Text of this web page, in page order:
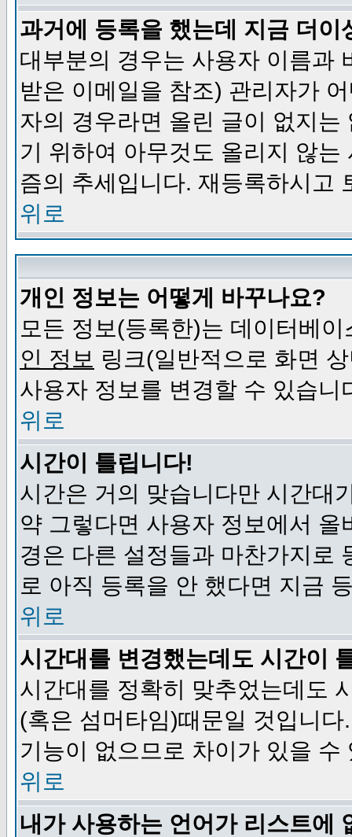
과거에 등록을 했는데 지금 더
대부분의 경우는 사용자 이름과
받은 이메일을 참조) 관리자가
자의 경우라면 올린 글이 없지
기 위하여 아무것도 올리지 않
즘의 추세입니다. 재등록하시고
위로
개인 정보는 어떻게 바꾸나요?
모든 정보(등록한)는 데이터베
인 정보 링크(일반적으로 화면
사용자 정보를 변경할 수 있습니
위로
시간이 틀립니다!
시간은 거의 맞습니다만 시간대
약 그렇다면 사용자 정보에서
경은 다른 설정들과 마찬가지로
로 아직 등록을 안 했다면 지금
위로
시간대를 변경했는데도 시간이
시간대를 정확히 맞추었는데도
(혹은 섬머타임)때문일 것입니
기능이 없으므로 차이가 있을 수
위로
내가 사용하는 언어가 리스트에